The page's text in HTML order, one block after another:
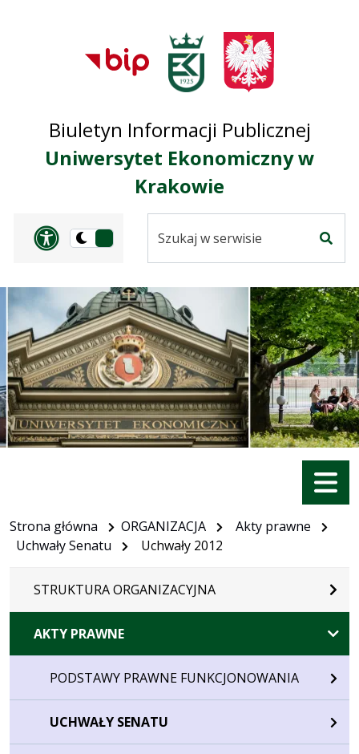
Przejdź do
głównego menu
Przejdź do treści
Przejdź do mapy
serwisu
Biuletyn Informacji Publicznej
Uniwersytet Ekonomiczny w
Krakowie
Panel dostosowania
Przełącz
ciemną
serwisie
Menu
Strona główna ORGANIZACJA
Akty prawne
Uchwały Senatu
Uchwały 2012
STRUKTURA ORGANIZACYJNA
AKTY PRAWNE
PODSTAWY PRAWNE FUNKCJONOWANIA
UCHWAŁY SENATU